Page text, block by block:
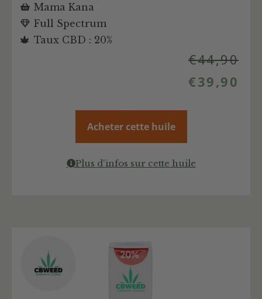
Mama Kana
Full Spectrum
Taux CBD : 20%
€44,90
€39,90
Acheter cette huile
Plus d'infos sur cette huile